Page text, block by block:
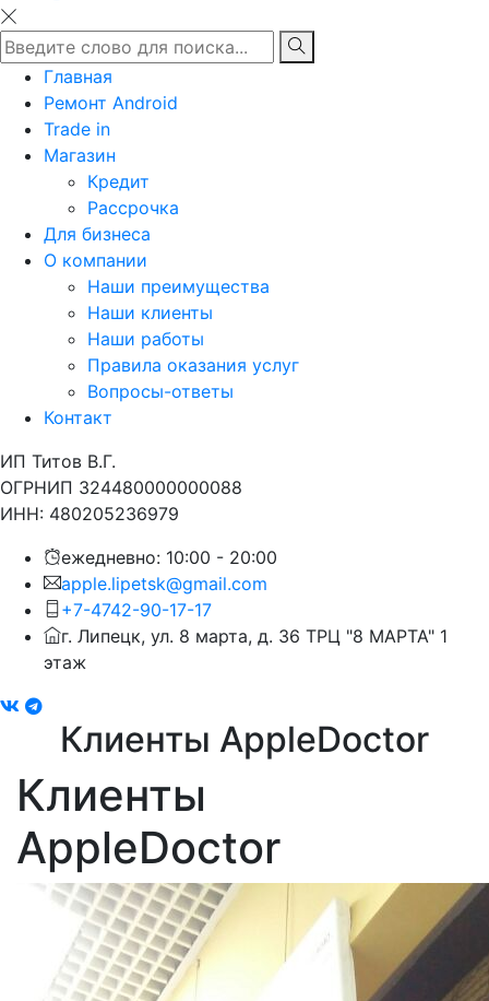
Главная
Ремонт Android
Trade in
Магазин
Кредит
Рассрочка
Для бизнеса
О компании
Наши преимущества
Наши клиенты
Наши работы
Правила оказания услуг
Вопросы-ответы
Контакт
ИП Титов В.Г.
ОГРНИП 324480000000088
ИНН: 480205236979
ежедневно: 10:00 - 20:00
apple.lipetsk@gmail.com
+7-4742-90-17-17
г. Липецк, ул. 8 марта, д. 36 ТРЦ "8 МАРТА" 1
этаж
Клиенты AppleDoctor
Клиенты
AppleDoctor